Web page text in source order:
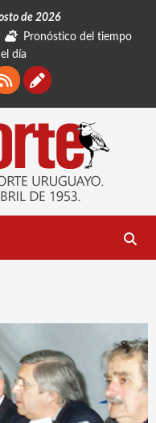
de 2026
Pronóstico del tiempo
día
RSSContáctanos